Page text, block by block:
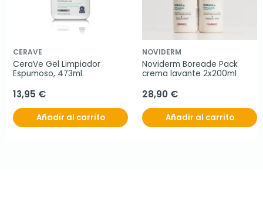
CERAVE
CeraVe Gel Limpiador
Espumoso, 473ml.
13,95 €
Añadir al carrito
NOVIDERM
Noviderm Boreade Pack
crema lavante 2x200ml
28,90 €
Añadir al carrito